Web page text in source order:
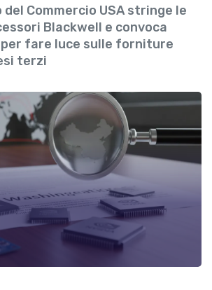
Commercio USA stringe le
Blackwell e convoca
fare luce sulle forniture
terzi